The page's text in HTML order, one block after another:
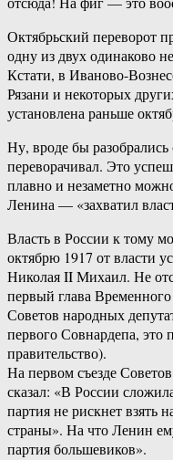
Октябрьский переворот
одну из двух одинаково
Кстати, в Иваново-
Рязани и некоторых
установлена раньше
Ну, вроде бы
переворачивал. Это
плавно и незаметно
Ленина — «захватил
Власть в России к тому
октябрю 1917 от власти
Николая II Михаил. Не
первый глава
Советов народных
первого Совнардепа, это
правительство).
На первом съезде
сказал: «В России
партия не рискнет взять
страны». На что Ленин
партия большевиков».